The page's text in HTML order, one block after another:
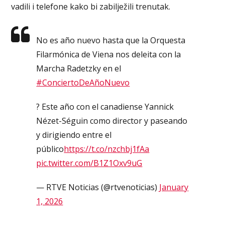
vadili i telefone kako bi zabilježili trenutak.
No es año nuevo hasta que la Orquesta
Filarmónica de Viena nos deleita con la
Marcha Radetzky en el
#ConciertoDeAñoNuevo
? Este año con el canadiense Yannick
Nézet-Séguin como director y paseando
y dirigiendo entre el
públicohttps://t.co/nzchbj1fAa
pic.twitter.com/B1Z1Oxv9uG
— RTVE Noticias (@rtvenoticias) January
1, 2026